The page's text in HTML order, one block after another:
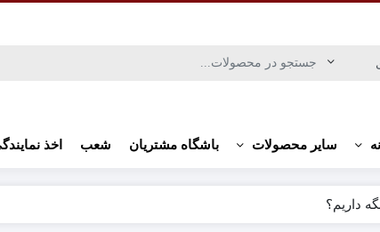
سایر محصولات باشگاه مشتریان شعب اخذ
داریم؟